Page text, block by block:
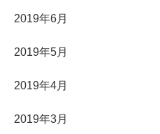
2019年6月
2019年5月
2019年4月
2019年3月